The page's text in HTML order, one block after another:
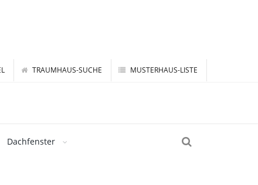
TRAUMHAUS-SUCHE MUSTERHAUS-LISTE
Dachfenster